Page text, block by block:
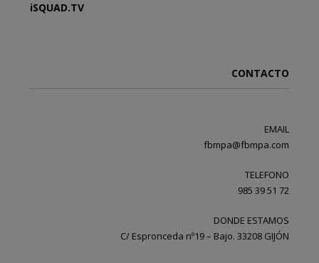
iSQUAD.TV
CONTACTO
EMAIL
fbmpa@fbmpa.com
TELEFONO
985 39 51 72
DONDE ESTAMOS
C/ Espronceda nº19 – Bajo. 33208 GIJÓN